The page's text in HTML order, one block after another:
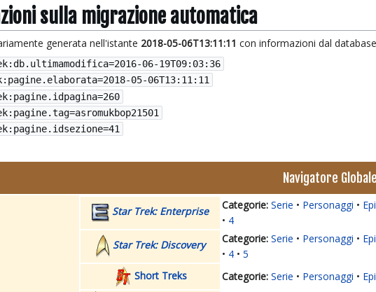
sulla migrazione automatica
generata nell'istante 2018-05-06T13:11:11 con informazioni dal
2016-06-19T09:03:36
2018-05-06T13:11:11
Navigatore Globale
Star Trek: Enterprise Serie Personaggi
4
Star Trek: Discovery
Serie Personaggi
4
5
Short Treks
Serie Personaggi